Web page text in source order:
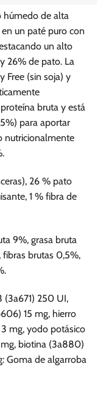
húmedo de alta
un paté puro con
un alto
26% de pato. La
Free (sin soja) y
bruta y está
para aportar
nutricionalmente
26 % pato
1 % fibra de
9%, grasa bruta
brutas 0,5%,
(3a671) 250 UI,
15 mg, hierro
mg, yodo potásico
biotina (3a880)
Goma de algarroba